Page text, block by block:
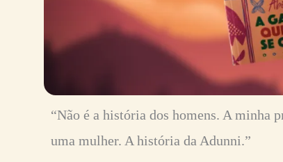
“Não é a história dos homens. A minha
uma mulher. A história da Adunni.”